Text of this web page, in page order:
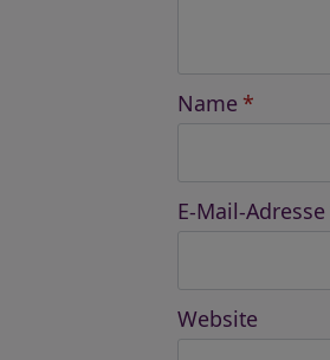
Name *
E-Mail-Adresse
Website